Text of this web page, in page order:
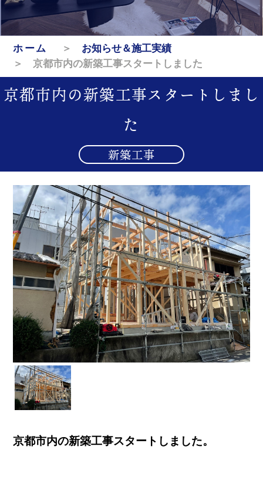
ホーム ＞ お知らせ＆施工実績
＞ 京都市内の新築工事スタートしました
京都市内の新築工事スタートしまし
た
新築工事
京都市内の新築工事スタートしました。